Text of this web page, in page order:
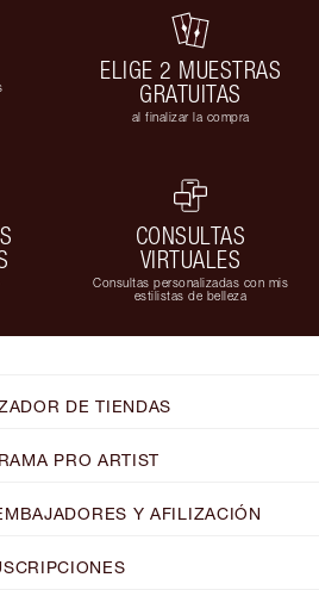
ELIGE 2 MUESTRAS
GRATUITAS
al finalizar la compra
CONSULTAS
VIRTUALES
Consultas personalizadas con mis
estilistas de belleza
DE TIENDAS
PRO ARTIST
Y AFILIZACIÓN